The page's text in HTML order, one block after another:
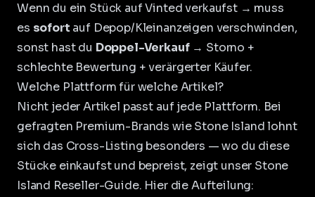
Wenn du ein Stück auf Vinted verkaufst → muss
es sofort auf Depop/Kleinanzeigen verschwinden,
sonst hast du Doppel-Verkauf→ Storno +
schlechte Bewertung + verärgerter Käufer.
Welche Plattform für welche Artikel?
Nicht jeder Artikel passt auf jede Plattform. Bei
gefragten Premium-Brands wie Stone Island lohnt
sich das Cross-Listing besonders — wo du diese
Stücke einkaufst und bepreist, zeigt unser Stone
Island Reseller-Guide. Hier die Aufteilung: